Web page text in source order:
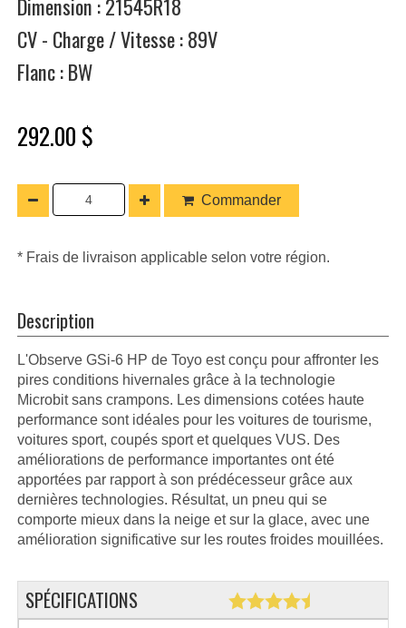
CV - Charge / Vitesse : 89V
Flanc : BW
292.00 $
Commander
* Frais de livraison applicable selon votre région.
Description
L'Observe GSi-6 HP de Toyo est conçu pour affronter les
pires conditions hivernales grâce à la technologie
Microbit sans crampons. Les dimensions cotées haute
performance sont idéales pour les voitures de tourisme,
voitures sport, coupés sport et quelques VUS. Des
améliorations de performance importantes ont été
apportées par rapport à son prédécesseur grâce aux
dernières technologies. Résultat, un pneu qui se
comporte mieux dans la neige et sur la glace, avec une
amélioration significative sur les routes froides mouillées.
SPÉCIFICATIONS